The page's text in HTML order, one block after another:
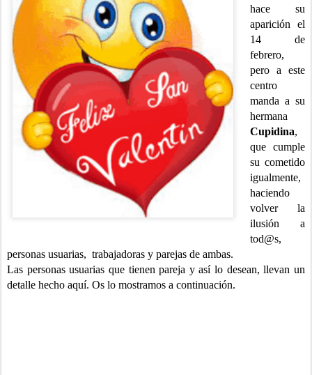
hace su
aparición el
14 de
febrero,
pero a este
centro
manda a su
hermana
Cupidina,
que cumple
su cometido
igualmente,
haciendo
volver la
ilusión a
tod@s,
personas usuarias, trabajadoras y parejas de ambas.
Las personas usuarias que tienen pareja y así lo desean, llevan un
detalle hecho aquí. Os lo mostramos a continuación.